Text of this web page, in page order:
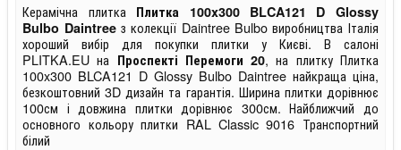
Керамічна плитка Плитка 100x300 BLCA121 D Glossy
Bulbo Daintreeз колекції Daintree Bulbo виробництва Італія
хороший вибір для покупки плитки у Києві. В салоні
PLITKA.EU на Проспекті Перемоги 20, на плитку Плитка
100x300 BLCA121 D Glossy Bulbo Daintree найкраща ціна,
безкоштовний 3D дизайн та гарантія. Ширина плитки дорівнює
100см і довжина плитки дорівнює 300см. Найближчий до
основного кольору плитки RAL Classic 9016 Транспортний
білий